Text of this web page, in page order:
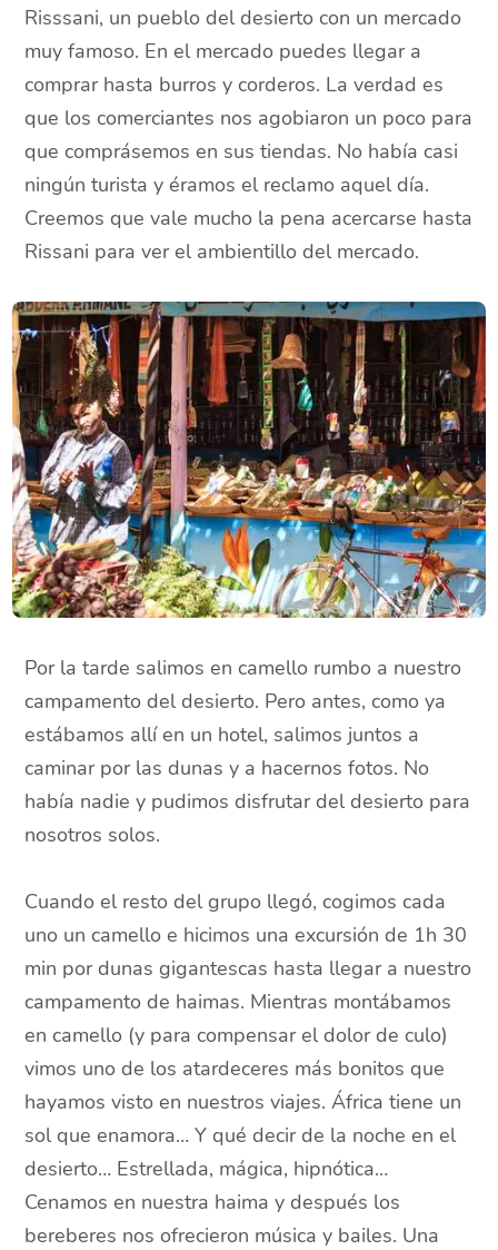
Risssani, un pueblo del desierto con un mercado
muy famoso. En el mercado puedes llegar a
comprar hasta burros y corderos. La verdad es
que los comerciantes nos agobiaron un poco para
que comprásemos en sus tiendas. No había casi
ningún turista y éramos el reclamo aquel día.
Creemos que vale mucho la pena acercarse hasta
Rissani para ver el ambientillo del mercado.
Por la tarde salimos en camello rumbo a nuestro
campamento del desierto. Pero antes, como ya
estábamos allí en un hotel, salimos juntos a
caminar por las dunas y a hacernos fotos. No
había nadie y pudimos disfrutar del desierto para
nosotros solos.
Cuando el resto del grupo llegó, cogimos cada
uno un camello e hicimos una excursión de 1h 30
min por dunas gigantescas hasta llegar a nuestro
campamento de haimas. Mientras montábamos
en camello (y para compensar el dolor de culo)
vimos uno de los atardeceres más bonitos que
hayamos visto en nuestros viajes. África tiene un
sol que enamora… Y qué decir de la noche en el
desierto… Estrellada, mágica, hipnótica…
Cenamos en nuestra haima y después los
bereberes nos ofrecieron música y bailes. Una